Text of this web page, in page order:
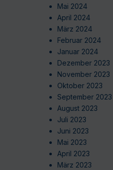
Mai 2024
April 2024
März 2024
Februar 2024
Januar 2024
Dezember 2023
November 2023
Oktober 2023
September 2023
August 2023
Juli 2023
Juni 2023
Mai 2023
April 2023
März 2023